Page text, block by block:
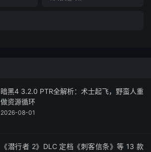
暗黑4 3.2.0 PTR全解析：术士起飞，野蛮人重
做资源循环
2026-08-01
《潜行者 2》DLC 定档《刺客信条》等 13 款